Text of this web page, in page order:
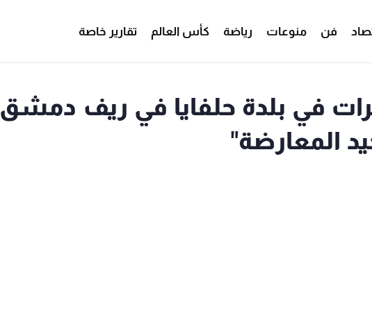
فن منوعات رياضة كأس العالم تقارير خاصة
في بلدة حلفايا في ريف دمشق
المعارضة"